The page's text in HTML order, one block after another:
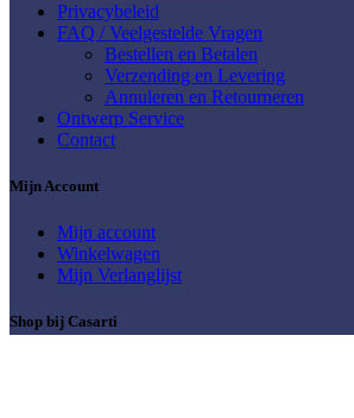
Privacybeleid
FAQ / Veelgestelde Vragen
Bestellen en Betalen
Verzending en Levering
Annuleren en Retourneren
Ontwerp Service
Contact
Mijn Account
Mijn account
Winkelwagen
Mijn Verlanglijst
Shop bij Casarti